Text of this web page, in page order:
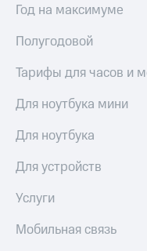
Год на максимуме
Полугодовой
Тарифы для часов и
Для ноутбука мини
Для ноутбука
Для устройств
Услуги
Мобильная связь